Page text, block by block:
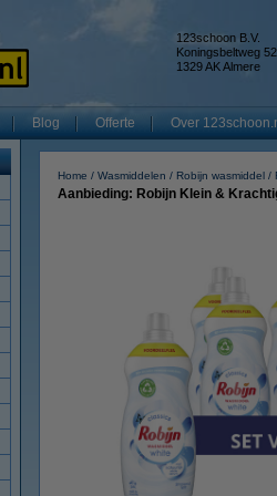
123schoon B.V.
Koningsbeltweg 52
1329 AK Almere
Blog Offerte Over
Home Wasmiddelen Robijn wasmiddel
Aanbieding: Robijn Klein &